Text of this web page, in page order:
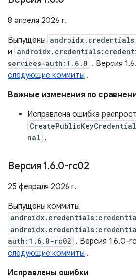
8 апреля 2026 г.
Выпущены
и
services-auth:1.6.0 . Версия
следующие коммиты .
Важные изменения по
Исправлена ​​ошибка
nal .
Версия 1.6.0-rc02
25 февраля 2026 г.
Выпущены коммиты
auth:1.6.0-rc02 . Версия 1.6.0-
следующие коммиты .
Исправлены ошибки